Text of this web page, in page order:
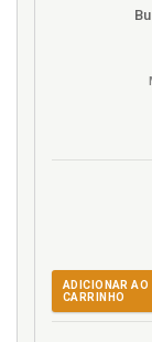
ADICIONAR AO
CARRINHO